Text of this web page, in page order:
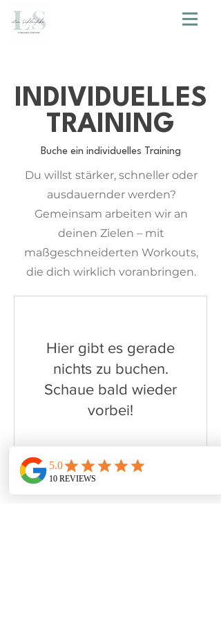
INDIVIDUELLES
TRAINING
Buche ein individuelles Training
Du willst stärker, schneller oder
ausdauernder werden?
Gemeinsam arbeiten wir an
deinen Zielen – mit
maßgeschneiderten Workouts,
die dich wirklich voranbringen.
Hier gibt es gerade
nichts zu buchen.
Schaue bald wieder
vorbei!